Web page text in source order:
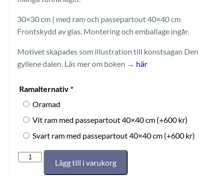
30×30 cm | med ram och passepartout 40×40 cm
Frontskydd av glas. Montering och emballage ingår.
Motivet skapades som illustration till konstsagan Den
gyllene dalen. Läs mer om boken → här
Ramalternativ *
Oramad
Vit ram med passepartout 40×40 cm (+600 kr)
Svart ram med passepartout 40×40 cm (+600 kr)
Lägg till i varukorg